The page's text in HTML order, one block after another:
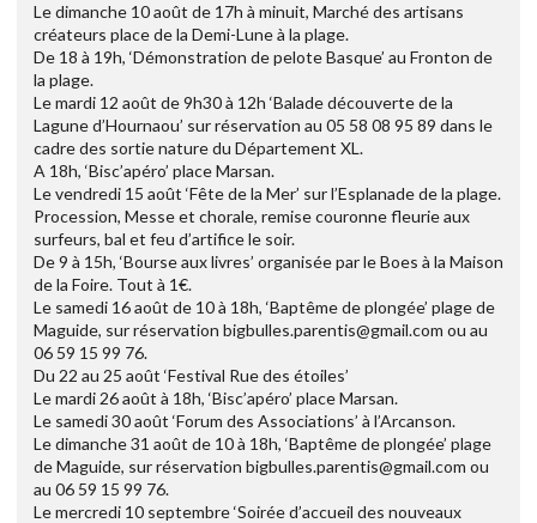
Le dimanche 10 août de 17h à minuit, Marché des artisans
créateurs place de la Demi-Lune à la plage.
De 18 à 19h, ‘Démonstration de pelote Basque’ au Fronton de
la plage.
Le mardi 12 août de 9h30 à 12h ‘Balade découverte de la
Lagune d’Hournaou’ sur réservation au 05 58 08 95 89 dans le
cadre des sortie nature du Département XL.
A 18h, ‘Bisc’apéro’ place Marsan.
Le vendredi 15 août ‘Fête de la Mer’ sur l’Esplanade de la plage.
Procession, Messe et chorale, remise couronne fleurie aux
surfeurs, bal et feu d’artifice le soir.
De 9 à 15h, ‘Bourse aux livres’ organisée par le Boes à la Maison
de la Foire. Tout à 1€.
Le samedi 16 août de 10 à 18h, ‘Baptême de plongée’ plage de
Maguide, sur réservation bigbulles.parentis@gmail.com ou au
06 59 15 99 76.
Du 22 au 25 août ‘Festival Rue des étoiles’
Le mardi 26 août à 18h, ‘Bisc’apéro’ place Marsan.
Le samedi 30 août ‘Forum des Associations’ à l’Arcanson.
Le dimanche 31 août de 10 à 18h, ‘Baptême de plongée’ plage
de Maguide, sur réservation bigbulles.parentis@gmail.com ou
au 06 59 15 99 76.
Le mercredi 10 septembre ‘Soirée d’accueil des nouveaux